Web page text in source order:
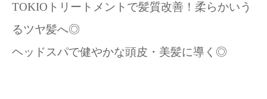
TOKIOトリートメントで髪質改善！柔らかいう
るツヤ髪へ◎
ヘッドスパで健やかな頭皮・美髪に導く◎